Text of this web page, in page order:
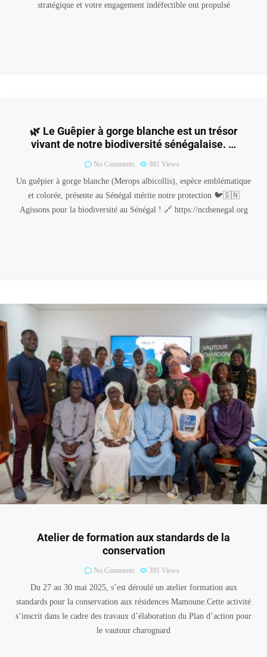
stratégique et votre engagement indéfectible ont propulsé
🌿 Le Guêpier à gorge blanche est un trésor
vivant de notre biodiversité sénégalaise. …
No Comments 981 Views
Un guêpier à gorge blanche (Merops albicollis), espèce emblématique
et colorée, présente au Sénégal mérite notre protection 🐦🇸🇳
Agissons pour la biodiversité au Sénégal ! 🔗 https://ncdsenegal.org
Atelier de formation aux standards de la
conservation
No Comments 391 Views
Du 27 au 30 mai 2025, s’est déroulé un atelier formation aux
standards pour la conservation aux résidences Mamoune.Cette activité
s’inscrit dans le cadre des travaux d’élaboration du Plan d’action pour
le vautour charognard